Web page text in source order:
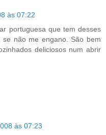
às 07:22
portuguesa que tem desses
se não me engano. São bem
deliciosos num abrir
às 07:23